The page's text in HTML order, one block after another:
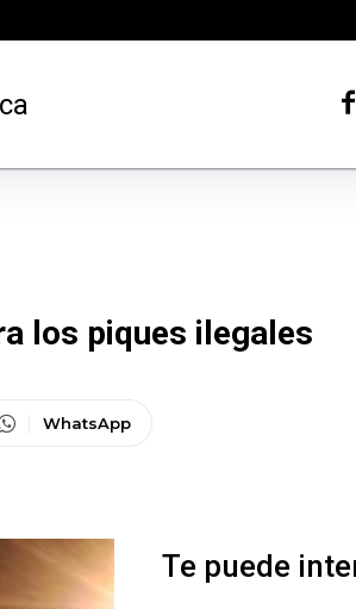
los piques ilegales
WhatsApp
Te puede